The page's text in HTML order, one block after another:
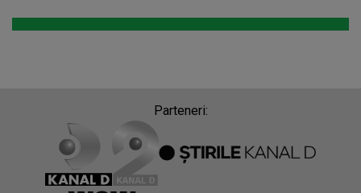
Parteneri: